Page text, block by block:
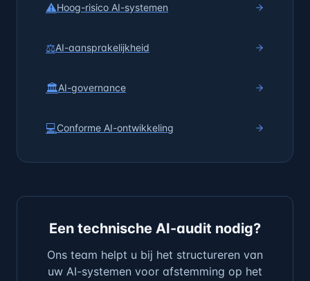
⚠️Hoog-risico AI-systemen
⚖️AI-aansprakelijkheid
🏛️AI-governance
💻Conforme AI-ontwikkeling
Een technische AI-audit nodig?
Ons team helpt u bij het structureren van
uw AI-systemen voor afstemming op het